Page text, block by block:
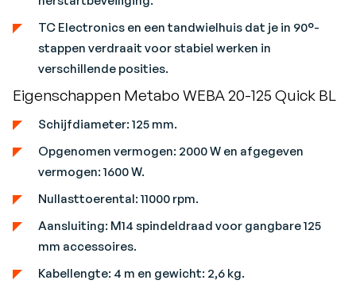
TC Electronics en een tandwielhuis dat je in 90°-
stappen verdraait voor stabiel werken in
verschillende posities.
Eigenschappen Metabo WEBA 20-125 Quick BL
Schijfdiameter: 125 mm.
Opgenomen vermogen: 2000 W en afgegeven
vermogen: 1600 W.
Nullasttoerental: 11000 rpm.
Aansluiting: M14 spindeldraad voor gangbare 125
mm accessoires.
Kabellengte: 4 m en gewicht: 2,6 kg.